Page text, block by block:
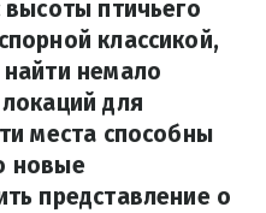
птичьего
классикой,
немало
для
места способны
новые
представление о